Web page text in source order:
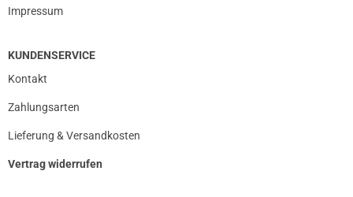
Impressum
KUNDENSERVICE
Kontakt
Zahlungsarten
Lieferung & Versandkosten
Vertrag widerrufen